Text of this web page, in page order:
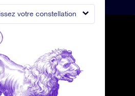
votre constellation